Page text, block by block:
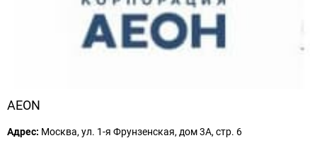
AEON
Адрес: Москва, ул. 1-я Фрунзенская, дом 3А, стр. 6